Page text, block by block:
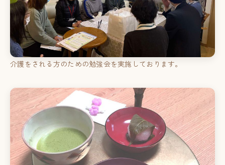
介護をされる方のための勉強会を実施しております。